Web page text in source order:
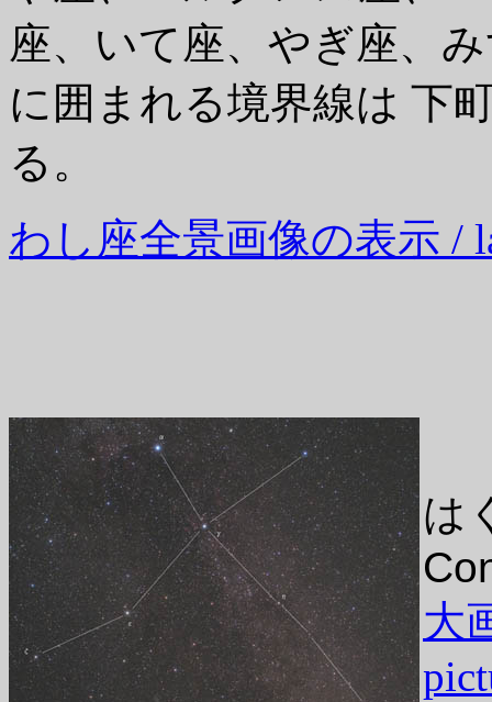
座、いて座、やぎ座、
に囲まれる境界線は 下
る。
わし座全景画像の表示 /
は
大